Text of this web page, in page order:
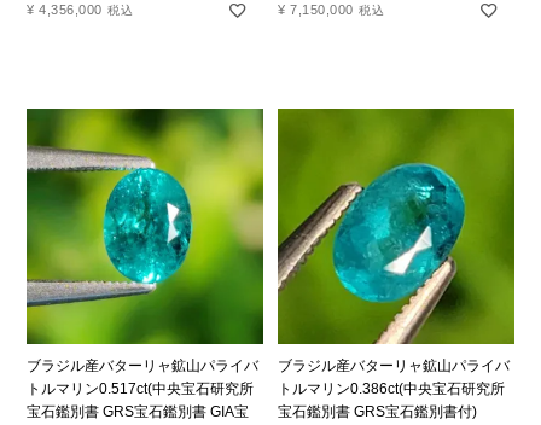
¥ 4,356,000 税込 ¥ 7,150,000 税込
ブラジル産バターリャ鉱山パライバ
トルマリン0.517ct(中央宝石研究所
宝石鑑別書 GRS宝石鑑別書 GIA宝
ブラジル産バターリャ鉱山パライバ
トルマリン0.386ct(中央宝石研究所
宝石鑑別書 GRS宝石鑑別書付)